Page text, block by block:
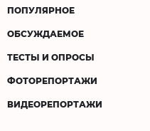
ПОПУЛЯРНОЕ
ОБСУЖДАЕМОЕ
ТЕСТЫ И ОПРОСЫ
ФОТОРЕПОРТАЖИ
ВИДЕОРЕПОРТАЖИ